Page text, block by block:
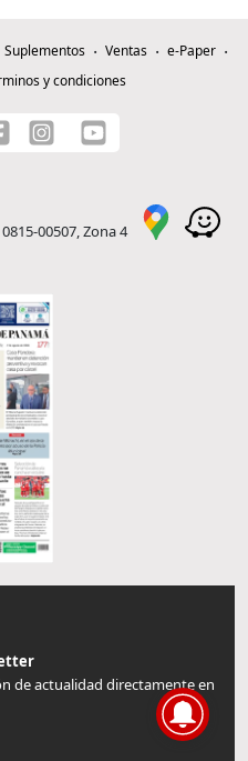
Suplementos Ventas
e-Paper
y condiciones
00507, Zona 4
de actualidad directamente en